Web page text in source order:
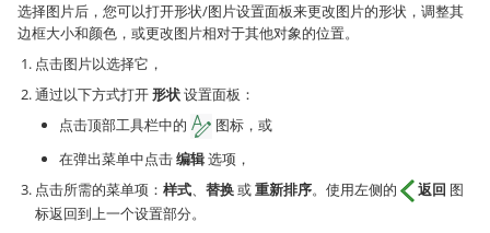
选择图片后，您可以打开形状/图片设置面板来更改图片的形状，调整其
边框大小和颜色，或更改图片相对于其他对象的位置。
点击图片以选择它，
通过以下方式打开形状设置面板：
点击顶部工具栏中的
图标，或
在弹出菜单中点击编辑选项，
点击所需的菜单项： 样式、 替换或重新排序。使用左侧的 返回 图
标返回到上一个设置部分。